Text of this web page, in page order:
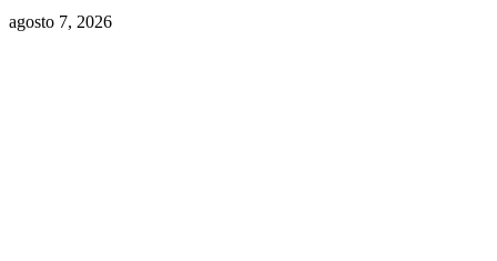
agosto 7, 2026